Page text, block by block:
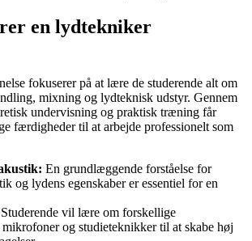
en lydtekniker
fokuserer på at lære de studerende alt om
mixning og lydteknisk udstyr. Gennem
undervisning og praktisk træning får
færdigheder til at arbejde professionelt som
En grundlæggende forståelse for
og lydens egenskaber er essentiel for en
Studerende vil lære om forskellige
mikrofoner og studieteknikker til at skabe høj